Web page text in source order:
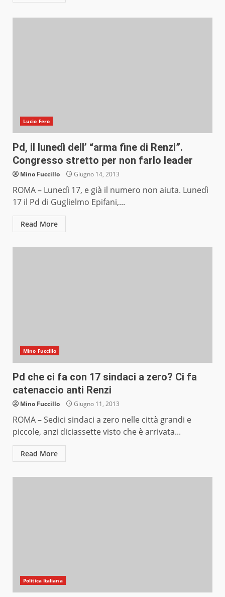
Lucio Fero
Pd, il lunedì dell’ “arma fine di Renzi”.
Congresso stretto per non farlo leader
Mino Fuccillo Giugno 14, 2013
ROMA – Lunedì 17, e già il numero non aiuta. Lunedì
17 il Pd di Guglielmo Epifani,...
Read More
Mino Fuccillo
Pd che ci fa con 17 sindaci a zero? Ci fa
catenaccio anti Renzi
Mino Fuccillo Giugno 11, 2013
ROMA – Sedici sindaci a zero nelle città grandi e
piccole, anzi diciassette visto che è arrivata...
Read More
Politica Italiana